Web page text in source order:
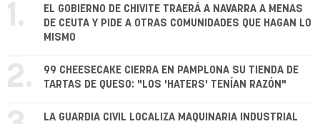
1.
EL GOBIERNO DE CHIVITE TRAERÁ A NAVARRA A MENAS
DE CEUTA Y PIDE A OTRAS COMUNIDADES QUE HAGAN LO
MISMO
2.
99 CHEESECAKE CIERRA EN PAMPLONA SU TIENDA DE
TARTAS DE QUESO: "LOS 'HATERS' TENÍAN RAZÓN"
LA GUARDIA CIVIL LOCALIZA MAQUINARIA INDUSTRIAL